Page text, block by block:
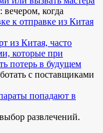
вечером, когда
из Китая, часто
которые при
потерь в будущем
с поставщиками
попадают в
развлечений.